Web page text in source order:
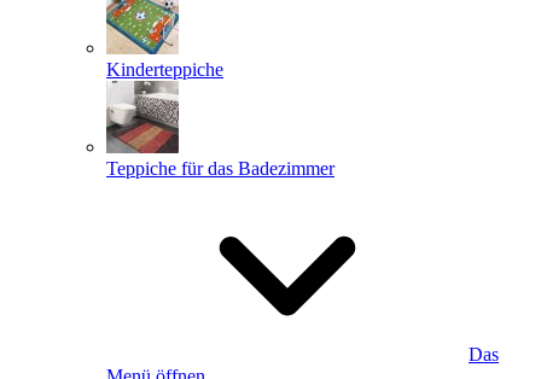
Kinderteppiche
Teppiche für das Badezimmer
Das